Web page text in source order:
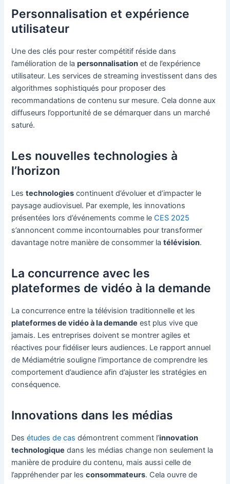
Personnalisation et expérience
utilisateur
Une des clés pour rester compétitif réside dans
l’amélioration de lapersonnalisation et de l’expérience
utilisateur. Les services de streaming investissent dans des
algorithmes sophistiqués pour proposer des
recommandations de contenu sur mesure. Cela donne aux
diffuseurs l’opportunité de se démarquer dans un marché
saturé.
Les nouvelles technologies à
l’horizon
Lestechnologies continuent d’évoluer et d’impacter le
paysage audiovisuel. Par exemple, les innovations
présentées lors d’événements comme leCES 2025
s’annoncent comme incontournables pour transformer
davantage notre manière de consommer latélévision.
La concurrence avec les
plateformes de vidéo à la demande
La concurrence entre la télévision traditionnelle et les
plateformes de vidéo à la demande est plus vive que
jamais. Les entreprises doivent se montrer agiles et
réactives pour fidéliser leurs audiences. Le rapport annuel
de Médiamétrie souligne l’importance de comprendre les
comportement d’audience afin d’ajuster les stratégies en
conséquence.
Innovations dans les médias
Desétudes de cas démontrent comment l’innovation
technologique dans les médias change non seulement la
manière de produire du contenu, mais aussi celle de
l’appréhender par lesconsommateurs. Cela ouvre de